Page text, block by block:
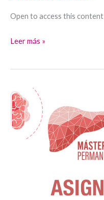
Open to access this content
Leer más »
A9_Trasplante
Hepático